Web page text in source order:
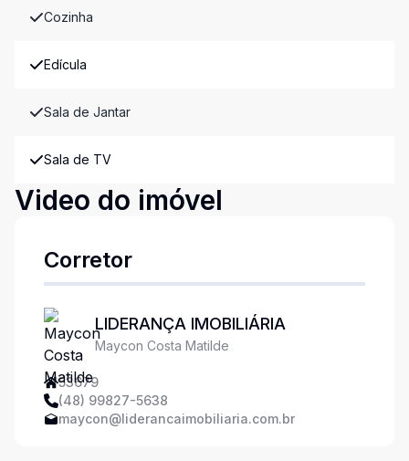
Cozinha
Edícula
Sala de Jantar
Sala de TV
Video do imóvel
Corretor
LIDERANÇA IMOBILIÁRIA
Maycon Costa Matilde
53679
(48) 99827-5638
maycon@liderancaimobiliaria.com.br